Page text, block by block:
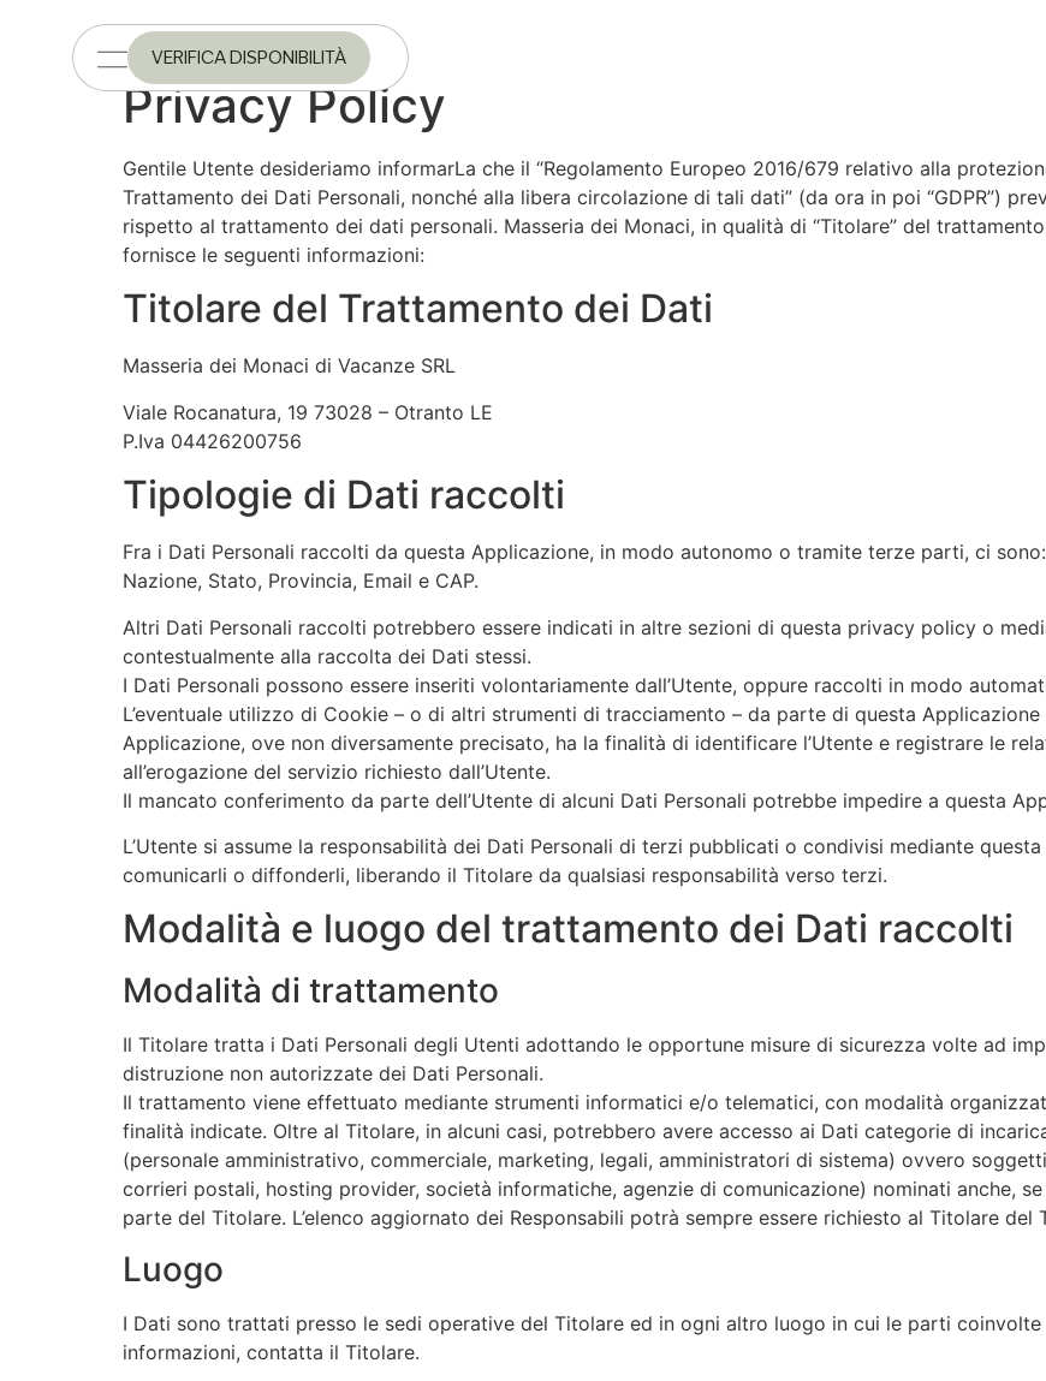
VERIFICA DISPONIBILITÀ
Privacy Policy
Gentile Utente desideriamo informarLa che il “Regolamento Europeo 2016/679 relativo alla
Trattamento dei Dati Personali, nonché alla libera circolazione di tali dati” (da ora in poi “GDPR”)
rispetto al trattamento dei dati personali. Masseria dei Monaci, in qualità di “Titolare” del
fornisce le seguenti informazioni:
Titolare del Trattamento dei Dati
Masseria dei Monaci di Vacanze SRL
Viale Rocanatura, 19 73028 – Otranto LE
P.Iva 04426200756
Tipologie di Dati raccolti
Fra i Dati Personali raccolti da questa Applicazione, in modo autonomo o tramite terze parti, ci
Nazione, Stato, Provincia, Email e CAP.
Altri Dati Personali raccolti potrebbero essere indicati in altre sezioni di questa privacy policy o
contestualmente alla raccolta dei Dati stessi.
I Dati Personali possono essere inseriti volontariamente dall’Utente, oppure raccolti in modo
L’eventuale utilizzo di Cookie – o di altri strumenti di tracciamento – da parte di questa
Applicazione, ove non diversamente precisato, ha la finalità di identificare l’Utente e registrare le
all’erogazione del servizio richiesto dall’Utente.
Il mancato conferimento da parte dell’Utente di alcuni Dati Personali potrebbe impedire a questa
L’Utente si assume la responsabilità dei Dati Personali di terzi pubblicati o condivisi mediante
comunicarli o diffonderli, liberando il Titolare da qualsiasi responsabilità verso terzi.
Modalità e luogo del trattamento dei Dati raccolti
Modalità di trattamento
Il Titolare tratta i Dati Personali degli Utenti adottando le opportune misure di sicurezza volte ad
distruzione non autorizzate dei Dati Personali.
Il trattamento viene effettuato mediante strumenti informatici e/o telematici, con modalità
finalità indicate. Oltre al Titolare, in alcuni casi, potrebbero avere accesso ai Dati categorie di
(personale amministrativo, commerciale, marketing, legali, amministratori di sistema) ovvero
corrieri postali, hosting provider, società informatiche, agenzie di comunicazione) nominati anche,
parte del Titolare. L’elenco aggiornato dei Responsabili potrà sempre essere richiesto al Titolare del
Luogo
I Dati sono trattati presso le sedi operative del Titolare ed in ogni altro luogo in cui le parti
informazioni, contatta il Titolare.